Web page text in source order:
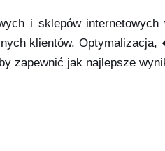
i sklepów
klientów.
zapewnić jak najlepsze